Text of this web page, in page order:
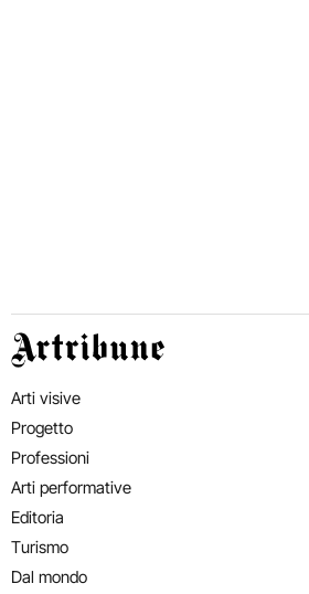
Artribune
Arti visive
Progetto
Professioni
Arti performative
Editoria
Turismo
Dal mondo